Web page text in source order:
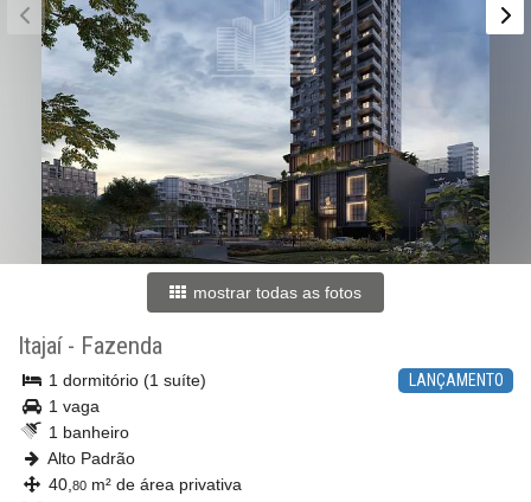
mostrar todas as fotos
Itajaí- Fazenda
LANÇAMENTO
1 dormitório (1 suíte)
1 vaga
1 banheiro
Alto Padrão
40, 80 m² de área privativa